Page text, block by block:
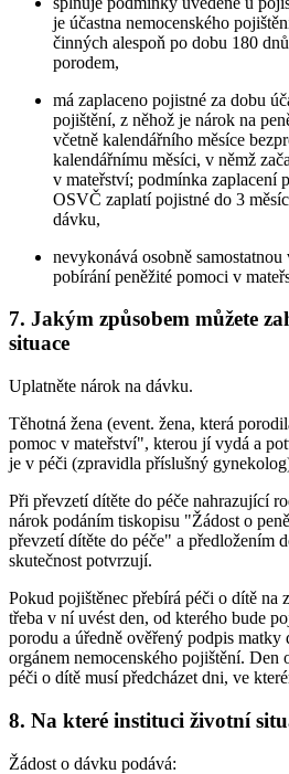
je účastna nemocenského
činných alespoň po dobu 180
porodem,
má zaplaceno pojistné za dobu
pojištění, z něhož je nárok na
včetně kalendářního měsíce
kalendářnímu měsíci, v němž
v mateřství; podmínka zaplacení
OSVČ zaplatí pojistné do 3
dávku,
nevykonává osobně
pobírání peněžité pomoci v
7. Jakým způsobem můžete
situace
Uplatněte nárok na dávku.
Těhotná žena (event. žena, která
pomoc v mateřství", kterou jí vydá a
je v péči (zpravidla příslušný
Při převzetí dítěte do péče nahrazující
nárok podáním tiskopisu "Žádost o
převzetí dítěte do péče" a předložením
skutečnost potvrzují.
Pokud pojištěnec přebírá péči o dítě na
třeba v ní uvést den, od kterého bude
porodu a úředně ověřený podpis matky
orgánem nemocenského pojištění. Den
péči o dítě musí předcházet dni, ve
8. Na které instituci životní
Žádost o dávku podává: